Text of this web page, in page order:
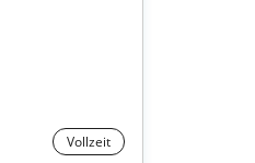
Vollzeit